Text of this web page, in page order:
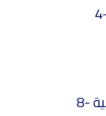
فقط، وتستخدم هذه البيانات لتحسين تجربة المستخدم
8- نحن نضمن تأمين جميع المعلومات الشخصية التي نجمعها من العملاء والمستخدمين، ونتعهد بتطبيق إجراءات أمنية